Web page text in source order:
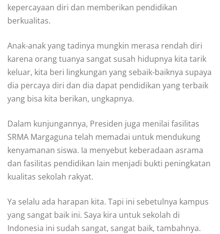
kepercayaan diri dan memberikan pendidikan
berkualitas.
Anak-anak yang tadinya mungkin merasa rendah diri
karena orang tuanya sangat susah hidupnya kita tarik
keluar, kita beri lingkungan yang sebaik-baiknya supaya
dia percaya diri dan dia dapat pendidikan yang terbaik
yang bisa kita berikan, ungkapnya.
Dalam kunjungannya, Presiden juga menilai fasilitas
SRMA Margaguna telah memadai untuk mendukung
kenyamanan siswa. Ia menyebut keberadaan asrama
dan fasilitas pendidikan lain menjadi bukti peningkatan
kualitas sekolah rakyat.
Ya selalu ada harapan kita. Tapi ini sebetulnya kampus
yang sangat baik ini. Saya kira untuk sekolah di
Indonesia ini sudah sangat, sangat baik, tambahnya.